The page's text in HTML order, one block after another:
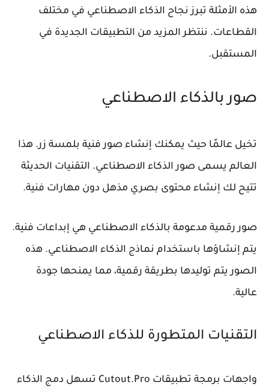
هذه الأمثلة تبرز نجاح الذكاء الاصطناعي في مختلف
القطاعات. ننتظر المزيد من التطبيقات الجديدة في
المستقبل.
صور بالذكاء الاصطناعي
تخيل عالمًا حيث يمكنك إنشاء صور فنية بلمسة زر. هذا
العالم يسمى صور الذكاء الاصطناعي. التقنيات الحديثة
تتيح لك إنشاء محتوى بصري مذهل دون مهارات فنية.
صور رقمية مدعومة بالذكاء الاصطناعي هي إبداعات فنية.
يتم إنشاؤها باستخدام نماذج الذكاء الاصطناعي. هذه
الصور يتم توليدها بطريقة رقمية، مما يمنحها جودة
عالية.
التقنيات المتطورة للذكاء الاصطناعي
واجهات برمجة تطبيقات Cutout.Pro تسهل دمج الذكاء